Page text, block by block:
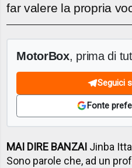
far valere la propria
MotorBox, prima di
Seguici
Fonte
MAI DIRE BANZAI Jinba
Sono parole che, ad un